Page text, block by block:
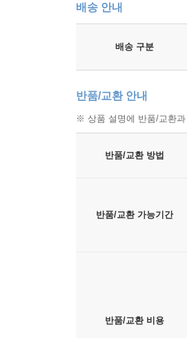
배송 안내
배송 구분
반품/교환 안내
※ 상품 설명에 반품/교환
반품/교환 방법
반품/교환 가능기간
반품/교환 비용